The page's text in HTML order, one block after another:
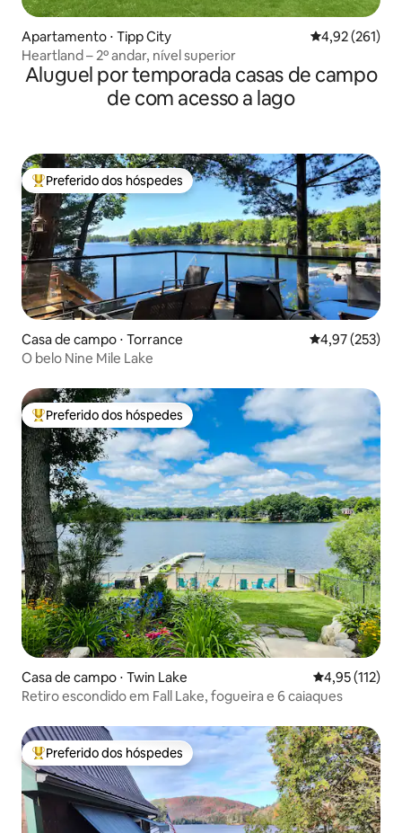
Apartamento ⋅ Tipp City 4,92 de uma
4,92 (261)
Heartland – 2º andar, nível superior
Aluguel por temporada casas de campo
de com acesso a lago
Entre os melhores preferidos dos hóspedes
Preferido dos hóspedes
Casa de campo ⋅ Torrance 4,97 de uma
4,97 (253)
O belo Nine Mile Lake
Entre os melhores preferidos dos hóspedes
Preferido dos hóspedes
Casa de campo ⋅ Twin Lake 4,95 de uma
4,95 (112)
Retiro escondido em Fall Lake, fogueira e 6 caiaques
Entre os melhores preferidos dos hóspedes
Preferido dos hóspedes